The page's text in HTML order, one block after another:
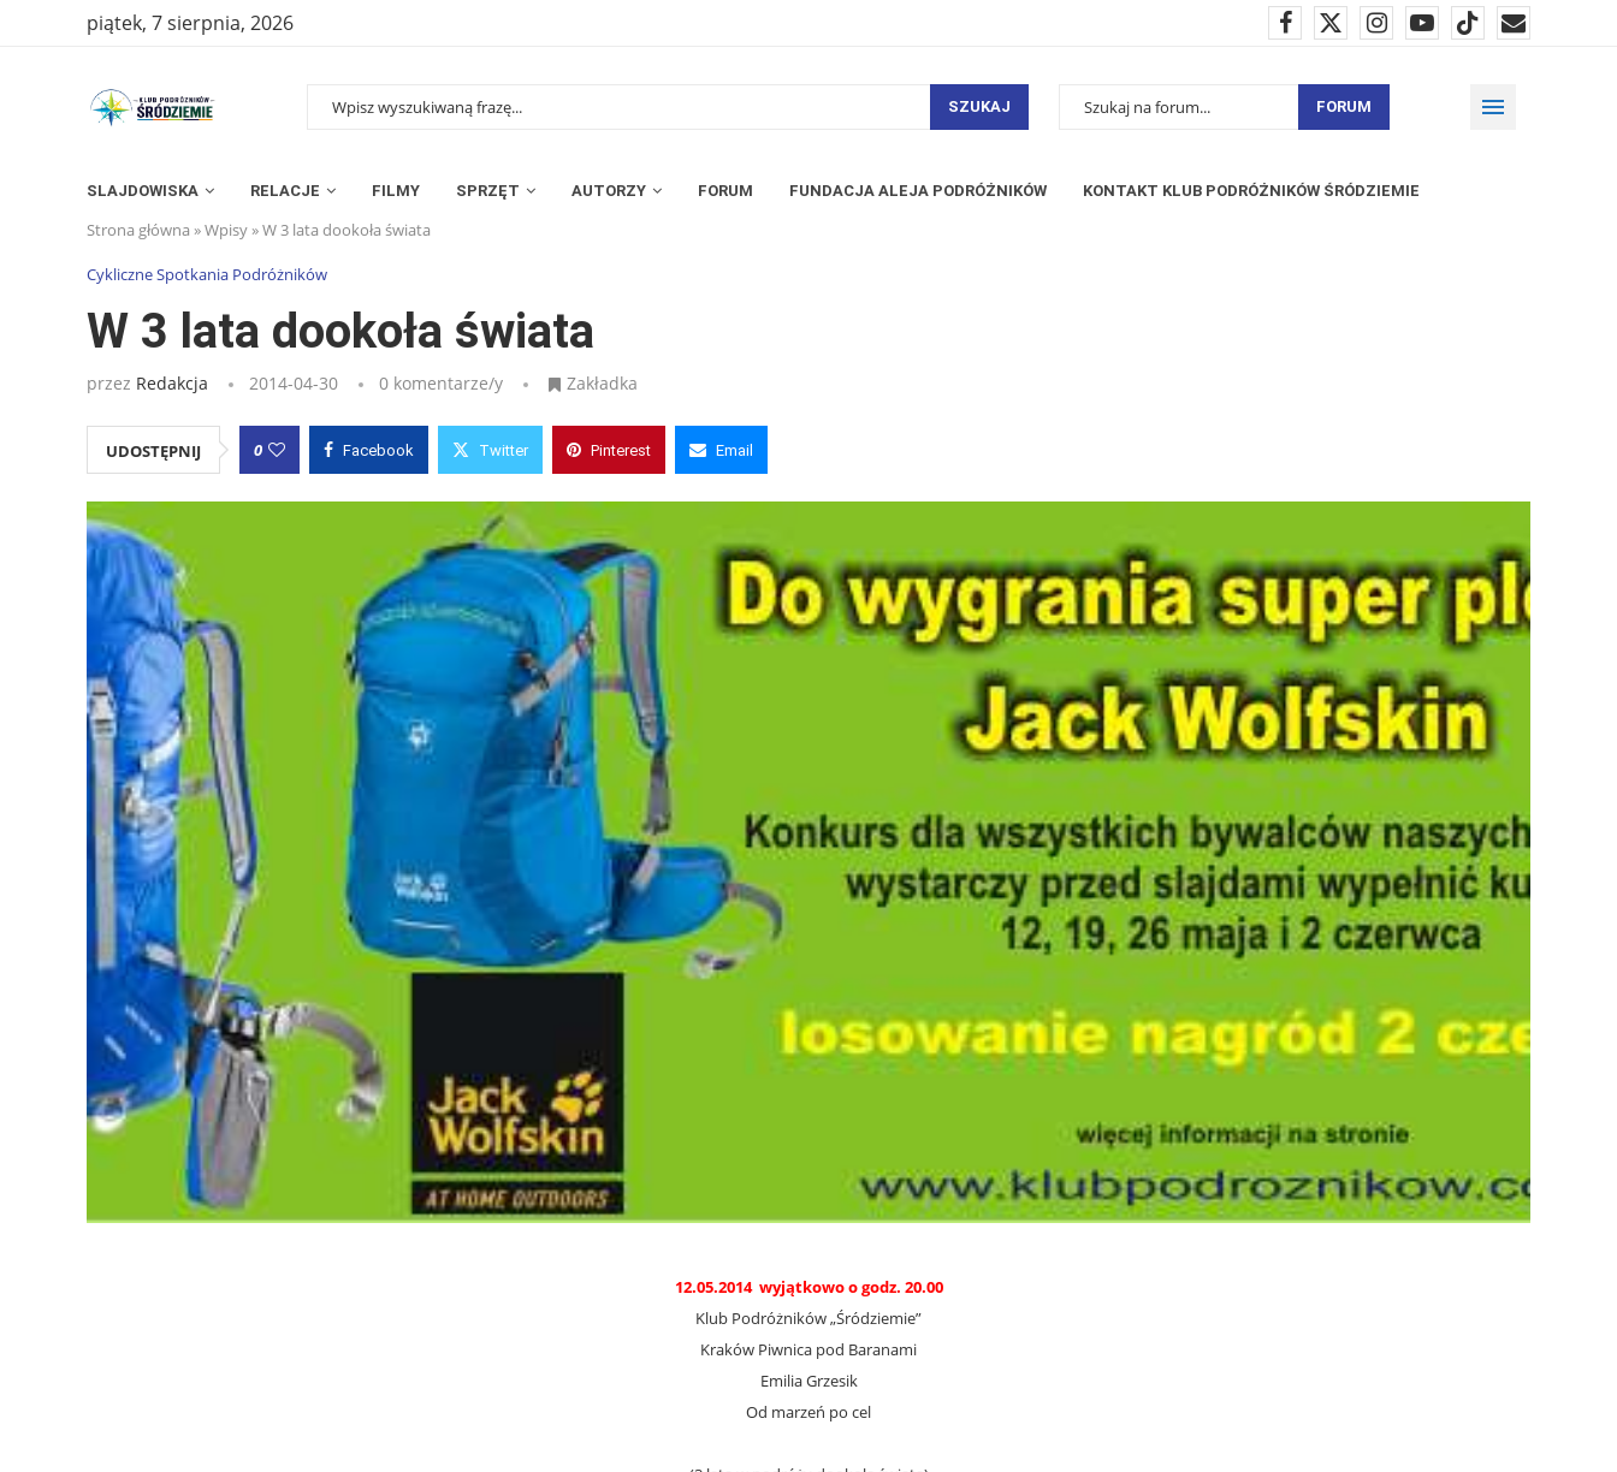
piątek, 7 sierpnia, 2026
SZUKAJ FORUM
SLAJDOWISKA RELACJE FILMY SPRZĘT AUTORZY FORUM FUNDACJA ALEJA PODRÓŻNIKÓW KONTAKT KLUB PODRÓŻNIKÓW ŚRÓDZIEMIE
Strona główna »Wpisy»W 3 lata dookoła świata
Cykliczne Spotkania Podróżników
W 3 lata dookoła świata
przez Redakcja 2014-04-30 0 komentarze/y Zakładka
UDOSTĘPNIJ 0 Facebook Twitter Pinterest Email
12.05.2014 wyjątkowo o godz. 20.00
Klub Podróżników „Śródziemie”
Kraków Piwnica pod Baranami
Emilia Grzesik
Od marzeń po cel